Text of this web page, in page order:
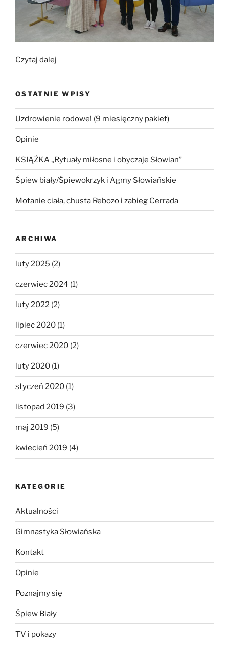
Czytaj dalej
TVN”
OSTATNIE WPISY
Uzdrowienie rodowe! (9 miesięczny pakiet)
Opinie
KSIĄŻKA „Rytuały miłosne i obyczaje Słowian”
Śpiew biały/Śpiewokrzyk i Agmy Słowiańskie
Motanie ciała, chusta Rebozo i zabieg Cerrada
ARCHIWA
luty 2025 (2)
czerwiec 2024 (1)
luty 2022 (2)
lipiec 2020 (1)
czerwiec 2020 (2)
luty 2020 (1)
styczeń 2020 (1)
listopad 2019 (3)
maj 2019 (5)
kwiecień 2019 (4)
KATEGORIE
Aktualności
Gimnastyka Słowiańska
Kontakt
Opinie
Poznajmy się
Śpiew Biały
TV i pokazy